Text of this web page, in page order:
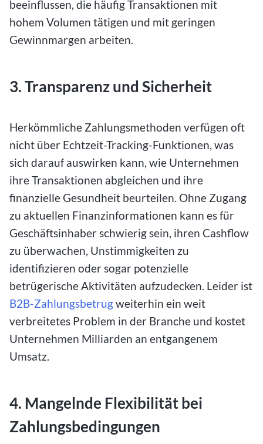
beeinflussen, die häufig Transaktionen mit
hohem Volumen tätigen und mit geringen
Gewinnmargen arbeiten.
3. Transparenz und Sicherheit
Herkömmliche Zahlungsmethoden verfügen oft
nicht über Echtzeit-Tracking-Funktionen, was
sich darauf auswirken kann, wie Unternehmen
ihre Transaktionen abgleichen und ihre
finanzielle Gesundheit beurteilen. Ohne Zugang
zu aktuellen Finanzinformationen kann es für
Geschäftsinhaber schwierig sein, ihren Cashflow
zu überwachen, Unstimmigkeiten zu
identifizieren oder sogar potenzielle
betrügerische Aktivitäten aufzudecken. Leider ist
B2B-Zahlungsbetrugweiterhin ein weit
verbreitetes Problem in der Branche und kostet
Unternehmen Milliarden an entgangenem
Umsatz.
4. Mangelnde Flexibilität bei
Zahlungsbedingungen